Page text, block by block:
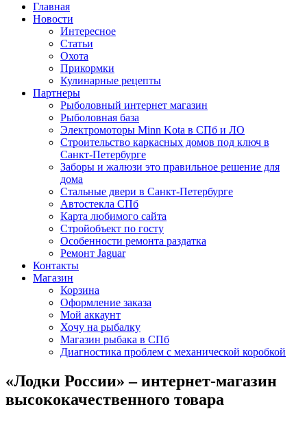
Главная
Новости
Интересное
Статьи
Охота
Прикормки
Кулинарные рецепты
Партнеры
Рыболовный интернет магазин
Рыболовная база
Электромоторы Minn Kota в СПб и ЛО
Строительство каркасных домов под ключ в
Санкт-Петербурге
Заборы и жалюзи это правильное решение для
дома
Стальные двери в Санкт-Петербурге
Автостекла СПб
Карта любимого сайта
Стройобъект по госту
Особенности ремонта раздатка
Ремонт Jaguar
Контакты
Магазин
Корзина
Оформление заказа
Мой аккаунт
Хочу на рыбалку
Магазин рыбака в СПб
Диагностика проблем с механической коробкой
«Лодки России» – интернет-магазин
высококачественного товара